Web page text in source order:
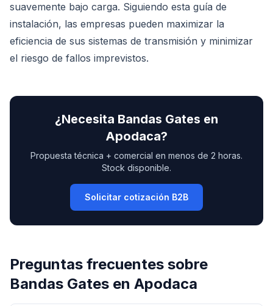
suavemente bajo carga. Siguiendo esta guía de
instalación, las empresas pueden maximizar la
eficiencia de sus sistemas de transmisión y minimizar
el riesgo de fallos imprevistos.
¿Necesita Bandas Gates en
Apodaca?
Propuesta técnica + comercial en menos de 2 horas.
Stock disponible.
Solicitar cotización B2B
Preguntas frecuentes sobre
Bandas Gates en Apodaca